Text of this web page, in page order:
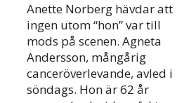
Anette Norberg hävdar att
ingen utom “hon” var till
mods på scenen. Agneta
Andersson, mångårig
canceröverlevande, avled i
söndags. Hon är 62 år